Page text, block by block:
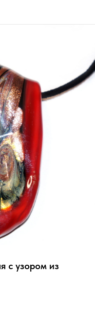
с узором из